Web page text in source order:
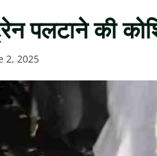
पलटाने की
2, 2025